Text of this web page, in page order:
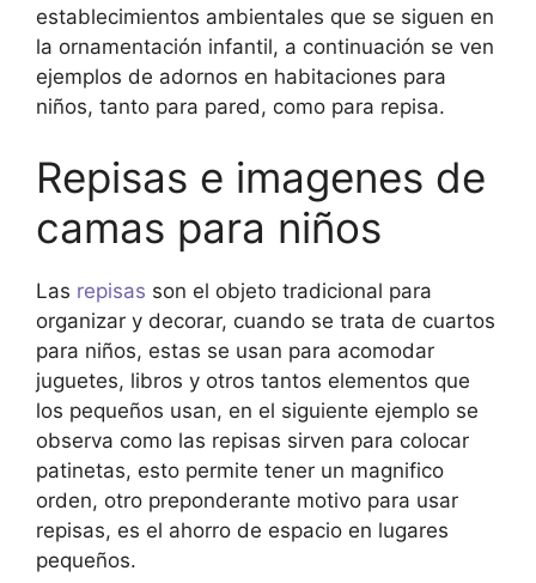
establecimientos ambientales que se siguen en
la ornamentación infantil, a continuación se ven
ejemplos de adornos en habitaciones para
niños, tanto para pared, como para repisa.
Repisas e imagenes de
camas para niños
Las repisas son el objeto tradicional para
organizar y decorar, cuando se trata de cuartos
para niños, estas se usan para acomodar
juguetes, libros y otros tantos elementos que
los pequeños usan, en el siguiente ejemplo se
observa como las repisas sirven para colocar
patinetas, esto permite tener un magnifico
orden, otro preponderante motivo para usar
repisas, es el ahorro de espacio en lugares
pequeños.